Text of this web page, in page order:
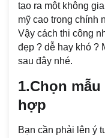
tạo ra một không
mỹ cao trong chính
Vậy cách thi công
đẹp ? dễ hay khó ?
sau đây nhé.
1.Chọn
hợp
Bạn cần phải lên ý